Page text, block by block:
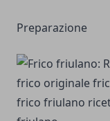
Preparazione